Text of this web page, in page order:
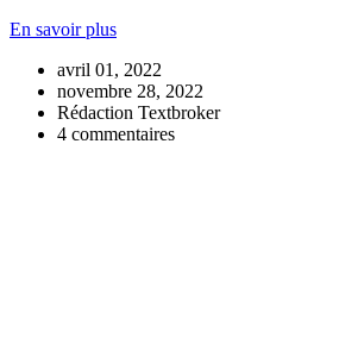
En savoir plus
avril 01, 2022
novembre 28, 2022
Rédaction Textbroker
4 commentaires